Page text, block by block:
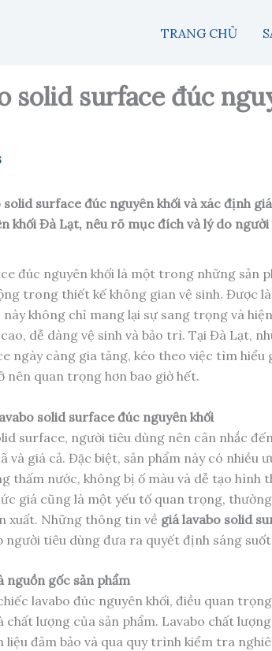
TRANG CHỦ
solid surface đúc
solid surface đúc nguyên khối và xác định
khối Đà Lạt, nêu rõ mục đích và lý do
đúc nguyên khối là một trong những sản
trong thiết kế không gian vệ sinh. Được
không chỉ mang lại sự sang trọng và
dễ dàng vệ sinh và bảo trì. Tại Đà Lạt,
ngày càng gia tăng, kéo theo việc tìm hiểu
nên quan trọng hơn bao giờ hết.
solid surface đúc nguyên khối
surface, người tiêu dùng nên cân nhắc
và giá cả. Đặc biệt, sản phẩm này có nhiều
thấm nước, không bị ố màu và dễ tạo hình
giá cũng là một yếu tố quan trọng,
xuất. Những thông tin về giá lavabo solid
người tiêu dùng đưa ra quyết định sáng suốt
nguồn gốc sản phẩm
lavabo đúc nguyên khối, điều quan
chất lượng của sản phẩm. Lavabo chất
liệu đảm bảo và qua quy trình kiểm tra